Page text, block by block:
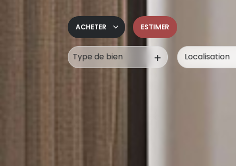
ACHETER
De l'ancien
ESTIMER
Type de bien